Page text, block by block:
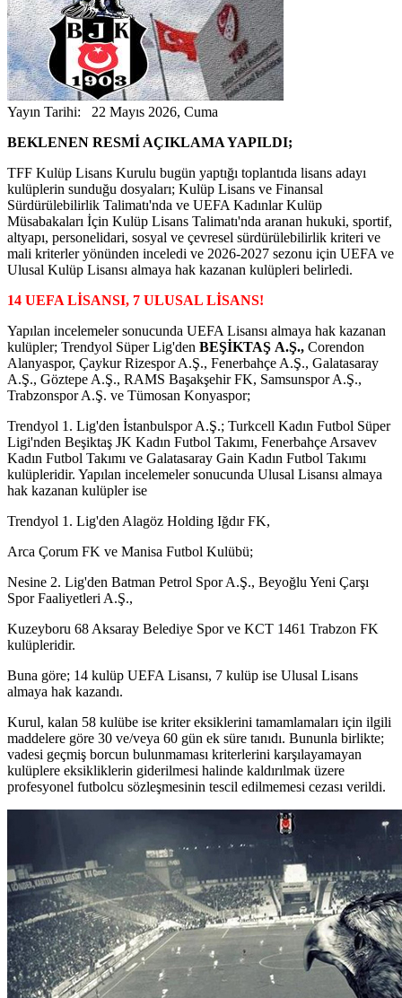
Yayın Tarihi: 22 Mayıs 2026, Cuma
BEKLENEN RESMİ AÇIKLAMA YAPILDI;
TFF Kulüp Lisans Kurulu bugün yaptığı toplantıda lisans adayı
kulüplerin sunduğu dosyaları; Kulüp Lisans ve Finansal
Sürdürülebilirlik Talimatı'nda ve UEFA Kadınlar Kulüp
Müsabakaları İçin Kulüp Lisans Talimatı'nda aranan hukuki, sportif,
altyapı, personelidari, sosyal ve çevresel sürdürülebilirlik kriteri ve
mali kriterler yönünden inceledi ve 2026-2027 sezonu için UEFA ve
Ulusal Kulüp Lisansı almaya hak kazanan kulüpleri belirledi.
14 UEFA LİSANSI, 7 ULUSAL LİSANS!
Yapılan incelemeler sonucunda UEFA Lisansı almaya hak kazanan
kulüpler; Trendyol Süper Lig'den BEŞİKTAŞ A.Ş., Corendon
Alanyaspor, Çaykur Rizespor A.Ş., Fenerbahçe A.Ş., Galatasaray
A.Ş., Göztepe A.Ş., RAMS Başakşehir FK, Samsunspor A.Ş.,
Trabzonspor A.Ş. ve Tümosan Konyaspor;
Trendyol 1. Lig'den İstanbulspor A.Ş.; Turkcell Kadın Futbol Süper
Ligi'nden Beşiktaş JK Kadın Futbol Takımı, Fenerbahçe Arsavev
Kadın Futbol Takımı ve Galatasaray Gain Kadın Futbol Takımı
kulüpleridir. Yapılan incelemeler sonucunda Ulusal Lisansı almaya
hak kazanan kulüpler ise
Trendyol 1. Lig'den Alagöz Holding Iğdır FK,
Arca Çorum FK ve Manisa Futbol Kulübü;
Nesine 2. Lig'den Batman Petrol Spor A.Ş., Beyoğlu Yeni Çarşı
Spor Faaliyetleri A.Ş.,
Kuzeyboru 68 Aksaray Belediye Spor ve KCT 1461 Trabzon FK
kulüpleridir.
Buna göre; 14 kulüp UEFA Lisansı, 7 kulüp ise Ulusal Lisans
almaya hak kazandı.
Kurul, kalan 58 kulübe ise kriter eksiklerini tamamlamaları için ilgili
maddelere göre 30 ve/veya 60 gün ek süre tanıdı. Bununla birlikte;
vadesi geçmiş borcun bulunmaması kriterlerini karşılayamayan
kulüplere eksikliklerin giderilmesi halinde kaldırılmak üzere
profesyonel futbolcu sözleşmesinin tescil edilmemesi cezası verildi.